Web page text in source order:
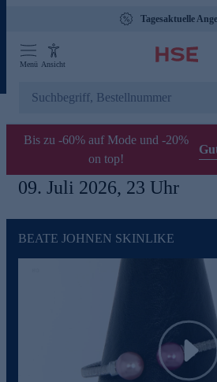
Tagesaktuelle
Menü Ansicht
Bis zu -60% auf Mode und -20%
on top!
09. Juli 2026, 23 Uhr
BEATE JOHNEN SKINLIKE
Play